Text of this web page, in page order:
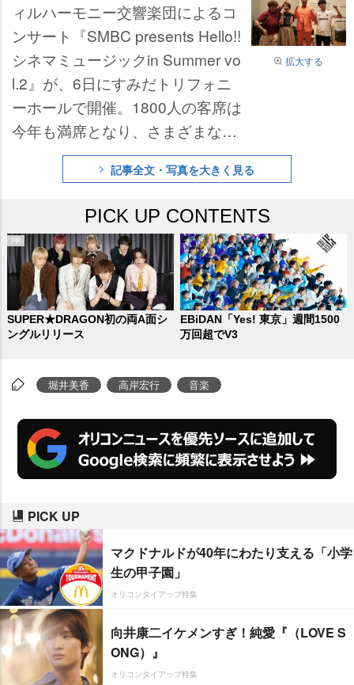
拡大する
ィルハーモニー交響楽団によるコ
ンサート『SMBC presents Hello!!
シネマミュージックin Summer vo
l.2』が、6日にすみだトリフォニ
ーホールで開催。1800人の客席は
今年も満席となり、さまざまな仕
掛けや、親しみのある映画音楽、
そして新日本フィルによる本格的
トとなった。昨年同様、指揮は水
戸博之、プロデュース、司会をフ
リーアナウンサーの堀井美香、そ
して今年はオーケストラストーリ
ーズ「となりのトトロ」のリーデ
ィングを
ティモンディ
高岸宏行
た。
記事全文・写真を大きく見る
PICK UP CONTENTS
SUPER★DRAGON初の両A面シ
ングルリリース
EBiDAN「Yes! 東京」週間1500
万回超でV3
堀井美香 高岸宏行 音楽
PICK UP
マクドナルドが40年にわたり支える「小学
生の甲子園」
オリコンタイアップ特集
向井康二イケメンすぎ！純愛『（LOVE S
ONG）』
オリコンタイアップ特集